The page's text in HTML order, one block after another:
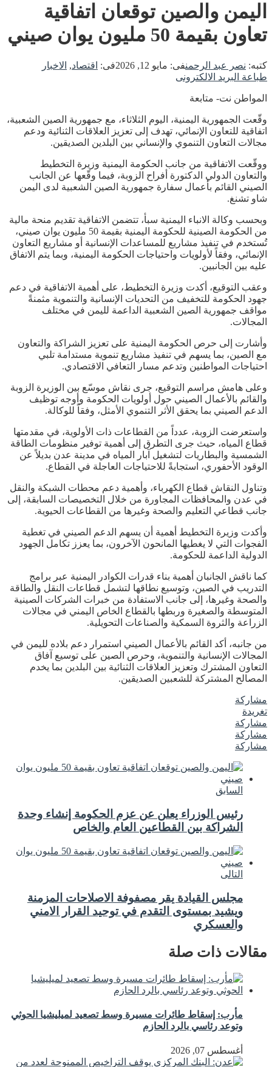
اليمن والصين توقعان اتفاقية
تعاون بقيمة 50 مليون يوان صيني
كتبه: نصر عبد الرحمنفى: مايو 12, 2026 فى: اقتصاد, الاخبار
طباعة البريد الالكترونى
المواطن نت- متابعة
وقّعت الجمهورية اليمنية، اليوم الثلاثاء، مع جمهورية الصين الشعبية،
اتفاقية للتعاون الإنمائي، تهدف إلى تعزيز العلاقات الثنائية ودعم
مجالات التعاون التنموي والإنساني بين البلدين الصديقين.
ووقّعت الاتفاقية من جانب الحكومة اليمنية وزيرة التخطيط
والتعاون الدولي الدكتورة أفراح الزوبة، فيما وقّعها عن الجانب
الصيني القائم بأعمال سفارة جمهورية الصين الشعبية لدى اليمن
شاو تشنغ.
وبحسب وكالة الانباء اليمنية سبأ، تتضمن الاتفاقية تقديم منحة مالية
من الحكومة الصينية للحكومة اليمنية بقيمة 50 مليون يوان صيني،
تُستخدم في تنفيذ مشاريع للمساعدات الإنسانية أو مشاريع التعاون
الإنمائي، وفقاً لأولويات واحتياجات الحكومة اليمنية، وبما يتم الاتفاق
عليه بين الجانبين.
وعقب التوقيع، أكدت وزيرة التخطيط، على أهمية الاتفاقية في دعم
جهود الحكومة للتخفيف من التحديات الإنسانية والتنموية مثمنةً
مواقف جمهورية الصين الشعبية الداعمة لليمن في مختلف
المجالات.
وأشارت إلى حرص الحكومة اليمنية على تعزيز الشراكة والتعاون
مع الصين، بما يسهم في تنفيذ مشاريع تنموية مستدامة تلبي
احتياجات المواطنين وتدعم مسار التعافي الاقتصادي.
وعلى هامش مراسم التوقيع، جرى نقاش موسّع بين الوزيرة الزوبة
والقائم بالأعمال الصيني حول أولويات الحكومة وأوجه توظيف
الدعم الصيني بما يحقق الأثر التنموي الأمثل، وفقاً للوكالة.
واستعرضت الزوبة، عدداً من القطاعات ذات الأولوية، في مقدمتها
قطاع المياه، حيث جرى التطرق إلى أهمية توفير منظومات الطاقة
الشمسية والبطاريات لتشغيل آبار المياه في مدينة عدن بديلاً عن
الوقود الأحفوري، استجابةً للاحتياجات العاجلة في القطاع.
وتناول النقاش قطاع الكهرباء، وأهمية دعم محطات الشبكة والنقل
في عدن والمحافظات المجاورة من خلال التخصيصات السابقة، إلى
جانب قطاعي التعليم والصحة وغيرها من القطاعات الحيوية.
وأكدت وزيرة التخطيط أهمية أن يسهم الدعم الصيني في تغطية
الفجوات التي لا يغطيها المانحون الآخرون، بما يعزز تكامل الجهود
الدولية الداعمة للحكومة.
كما ناقش الجانبان أهمية بناء قدرات الكوادر اليمنية عبر برامج
التدريب في الصين، وتوسيع نطاقها لتشمل قطاعات النقل والطاقة
والصحة وغيرها، إلى جانب الاستفادة من خبرات الشركات الصينية
المتوسطة والصغيرة وربطها بالقطاع الخاص اليمني في مجالات
الزراعة والثروة السمكية والصناعات التحويلية.
من جانبه، أكد القائم بالأعمال الصيني استمرار دعم بلاده لليمن في
المجالات الإنسانية والتنموية، وحرص الصين على توسيع آفاق
التعاون المشترك وتعزيز العلاقات الثنائية بين البلدين بما يخدم
المصالح المشتركة للشعبين الصديقين.
مشاركة
تغريدة
مشاركة
مشاركة
مشاركة
السابق
رئيس الوزراء يعلن عن عزم الحكومة إنشاء وحدة
الشراكة بين القطاعين العام والخاص
التالى
مجلس القيادة يقر مصفوفة الاصلاحات المزمنة
ويشيد بمستوى التقدم في توحيد القرار الامني
والعسكري
مقالات ذات صلة
مأرب: إسقاط طائرات مسيرة وسط تصعيد لميليشيا الحوثي
وتوعد رئاسي بالرد الحازم
أغسطس 07, 2026